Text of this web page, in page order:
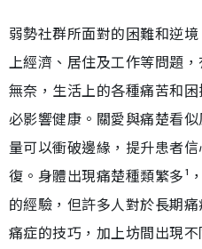
弱勢社群所面對的困難和逆
上經濟、居住及工作等問題
無奈，生活上的各種痛苦和
必影響健康。關愛與痛楚看
量可以衝破邊緣，提升患者
復。身體出現痛楚種類繁多¹
的經驗，但許多人對於長期
痛症的技巧，加上坊間出現